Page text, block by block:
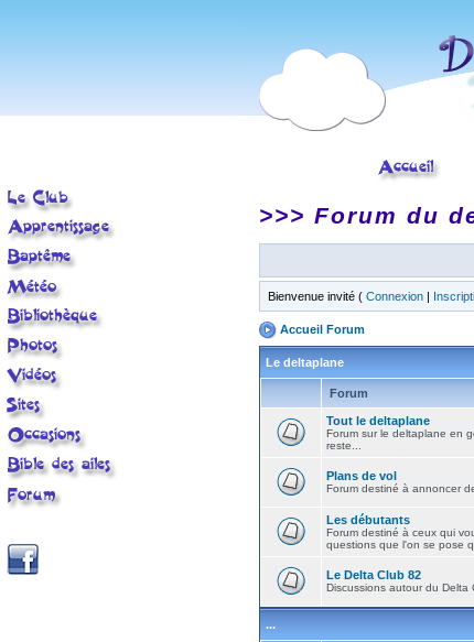
>>> Forum du
Bienvenue invité ( Connexion |
Accueil Forum
Le deltaplane
Forum
Tout le deltaplane
Forum sur le deltaplane en
reste...
Plans de vol
Forum destiné à annoncer
Les débutants
Forum destiné à ceux qui
questions que l'on se pose
Le Delta Club 82
Discussions autour du Delta
...